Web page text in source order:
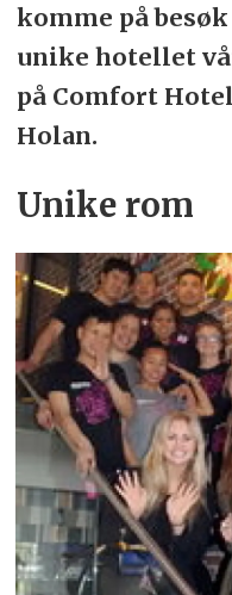
komme på
unike hotellet
på Comfort
Holan.
Unike rom